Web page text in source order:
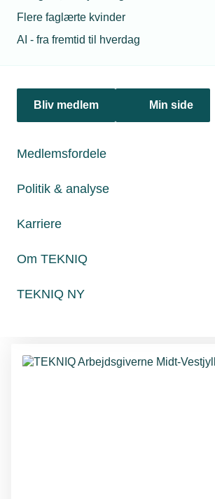
Flere faglærte kvinder
AI - fra fremtid til hverdag
Bliv medlem Min side
Medlemsfordele
Politik & analyse
Karriere
Om TEKNIQ
TEKNIQ NY
Lokalforeninger
TEKNIQ Arbejdsgiverne
Hovedstaden
Vis netværk